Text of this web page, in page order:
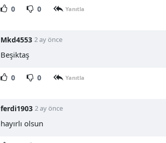
0 0 Yanıtla
Mkd4553 2 ay önce
Beşiktaş
0 0 Yanıtla
ferdi1903 2 ay önce
hayırlı olsun